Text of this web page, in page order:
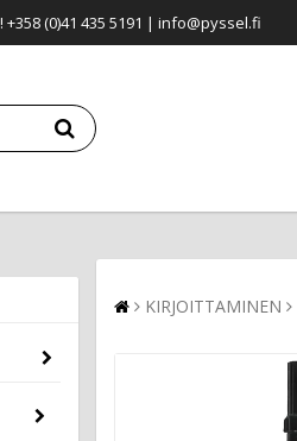
(0)41 435 5191 | info@pyssel.fi
KIRJOITTAMINEN